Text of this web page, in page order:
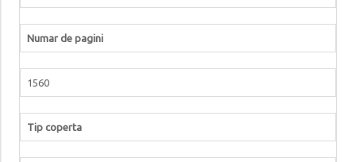
Numar de pagini
1560
Tip coperta